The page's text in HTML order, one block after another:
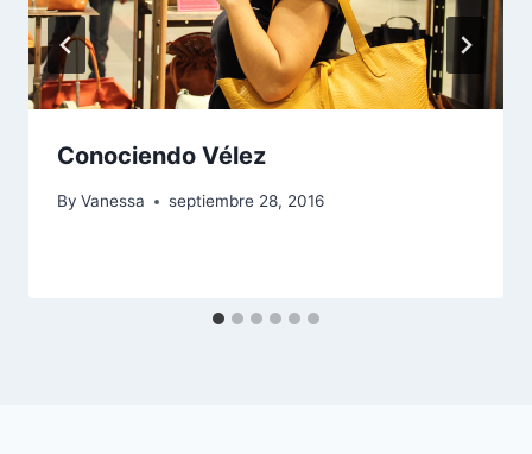
Conociendo Vélez
By Vanessa septiembre 28, 2016